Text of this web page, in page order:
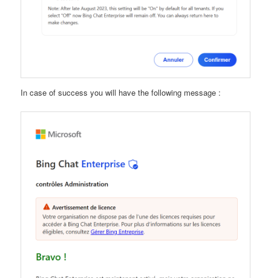
In case of success you will have the following message :